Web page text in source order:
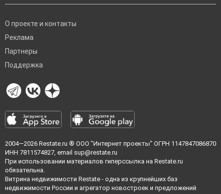
О проекте и контакты
Реклама
Партнеры
Поддержка
2004—2026 Restate.ru ® ООО "Интернет проекты" ОГРН 1147847086870
ИНН 7811574827, email sup@restate.ru
При использовании материалов гиперссылка на Restate.ru
обязательна.
Витрина недвижимости Restate - одна из крупнейших баз
недвижимости России и агрегатор новостроек и предложений